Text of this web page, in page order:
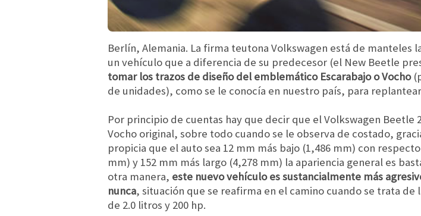
Berlín, Alemania. La firma teutona Volkswagen está de
un vehículo que a diferencia de su predecesor (el New Beetle
tomar los trazos de diseño del emblemático Escarabajo o Vocho
de unidades), como se le conocía en nuestro país, para
Por principio de cuentas hay que decir que el Volkswagen
Vocho original, sobre todo cuando se le observa de costado,
propicia que el auto sea 12 mm más bajo (1,486 mm) con
mm) y 152 mm más largo (4,278 mm) la apariencia general es
otra manera, este nuevo vehículo es sustancialmente más
nunca, situación que se reafirma en el camino cuando se trata
de 2.0 litros y 200 hp.